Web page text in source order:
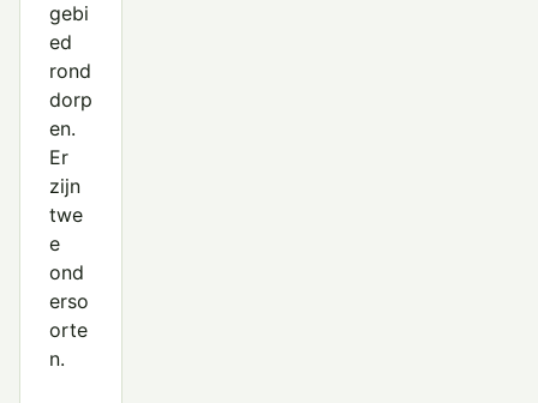
gebi
ed
rond
dorp
en.
Er
zijn
twe
e
ond
erso
orte
n.